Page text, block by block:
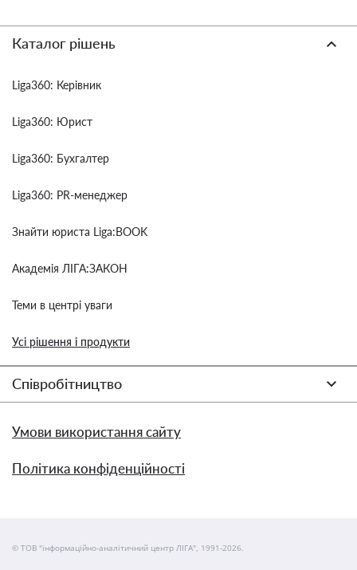
Каталог рішень
Liga360: Керівник
Liga360: Юрист
Liga360: Бухгалтер
Liga360: PR-менеджер
Знайти юриста Liga:BOOK
Академія ЛІГА:ЗАКОН
Теми в центрі уваги
Усі рішення і продукти
Співробітництво
Умови використання сайту
Політика конфіденційності
© ТОВ "інформаційно-аналітичний центр ЛІГА", 1991-2026.